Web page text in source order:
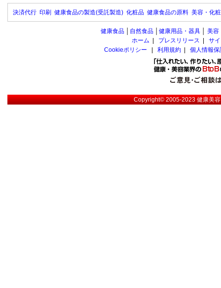
決済代行 印刷 健康食品の製造(受託製造) 化粧品 健康食品の原料 美容・化
健康食品 自然食品 健康用品・器具 美容
ホーム
プレスリリース
サ
Cookieポリシー
利用規約 個人情報
Copyright© 2005-2023健康美